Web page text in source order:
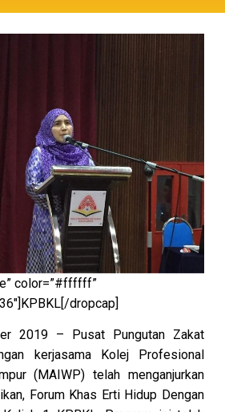
color=”#ffffff”
dropcap]
2019 – Pusat Pungutan Zakat
kerjasama Kolej Profesional
(MAIWP) telah menganjurkan
Forum Khas Erti Hidup Dengan